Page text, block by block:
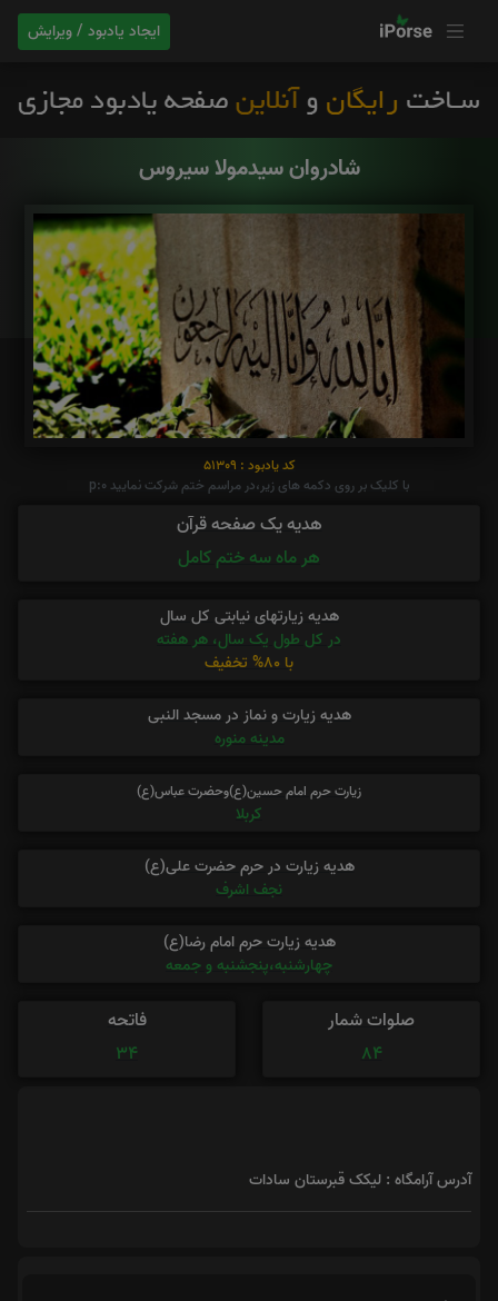
ایجاد یادبود / ویرایش
شادروان سیدمولا سیروس
کد یادبود : 51309
با کلیک بر روی دکمه های زیر،در مراسم ختم شرکت نمایید p:0
هدیه یک صفحه قرآن
هر ماه سه ختم کامل
هدیه زیارتهای نیابتی کل سال
در کل طول یک سال، هر هفته
با 80% تخفیف
هدیه زیارت و نماز در مسجد النبی
مدینه منوره
زیارت حرم امام حسین(ع)وحضرت عباس(ع)
کربلا
هدیه زیارت در حرم حضرت علی(ع)
نجف اشرف
هدیه زیارت حرم امام رضا(ع)
چهارشنبه،پنجشنبه و جمعه
صلوات شمار
84
فاتحه
34
آدرس آرامگاه : لیکک قبرستان سادات